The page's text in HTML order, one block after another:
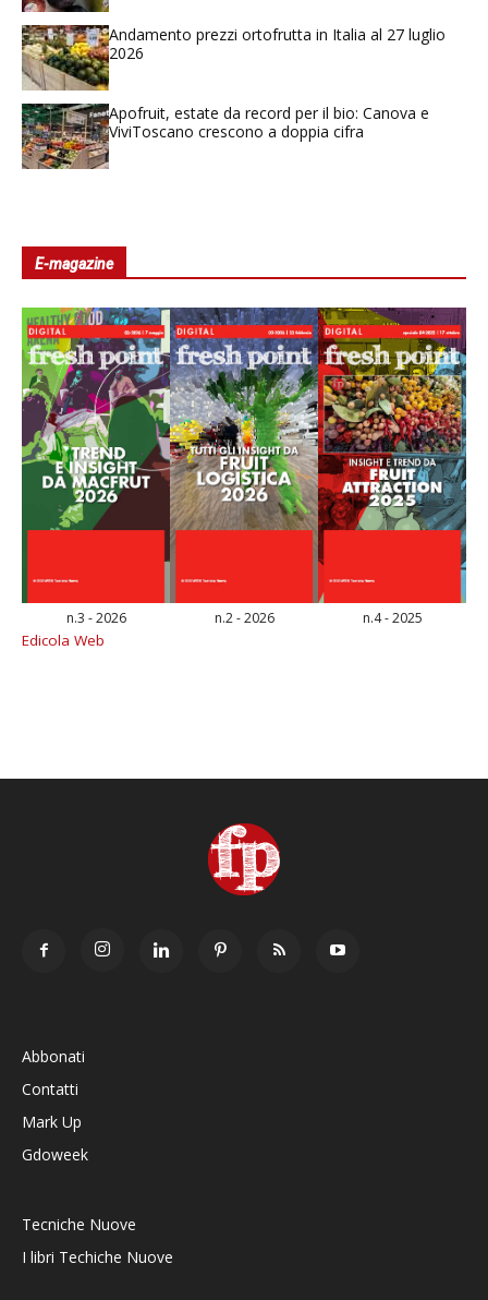
Andamento prezzi ortofrutta in Italia al 27 luglio
2026
Apofruit, estate da record per il bio: Canova e
ViviToscano crescono a doppia cifra
E-magazine
n.3 - 2026 n.2 - 2026 n.4 - 2025
Edicola Web
Abbonati
Contatti
Mark Up
Gdoweek
Tecniche Nuove
I libri Techiche Nuove